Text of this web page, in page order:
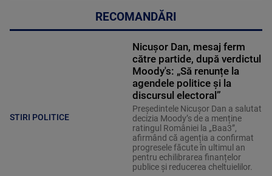
RECOMANDĂRI
STIRI POLITICE
Nicușor Dan, mesaj ferm
către partide, după verdictul
Moody's: „Să renunțe la
agendele politice şi la
discursul electoral”
Președintele Nicușor Dan a salutat
decizia Moody’s de a menține
ratingul României la „Baa3”,
afirmând că agenția a confirmat
progresele făcute în ultimul an
pentru echilibrarea finanțelor
publice și reducerea cheltuielilor.